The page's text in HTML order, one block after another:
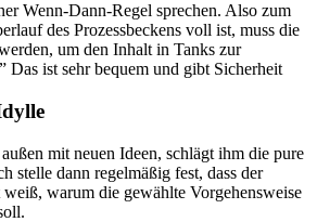
Wenn-Dann-Regel sprechen. Also zum
des Prozessbeckens voll ist, muss die
um den Inhalt in Tanks zur
Das ist sehr bequem und gibt Sicherheit
mit neuen Ideen, schlägt ihm die pure
stelle dann regelmäßig fest, dass der
warum die gewählte Vorgehensweise